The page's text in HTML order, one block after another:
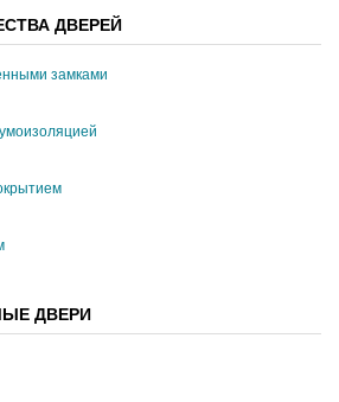
ДВЕРЕЙ
замками
ДВЕРИ